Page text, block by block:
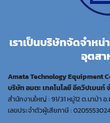
เราเป็นบริษัทจัดจำห
อุตสา
Amata Technology Equipment
บริษัท อมตะ เทคโนโลยี อีควิปเมนท์
สำนักงานใหญ่ : 91/31 หมู่12 ต.นาป่า
เลขประจำตัวผู้เสียภาษี :